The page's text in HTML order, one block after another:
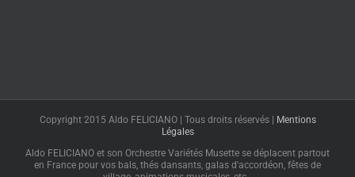
Copyright 2015 Aldo FELICIANO | Tous droits réservés | Mentions
Légales
Aldo FELICIANO et son Orchestre Variétés Musette se déplacent partout
en France pour vos bals, thés dansants, galas d'accordéon, fêtes de